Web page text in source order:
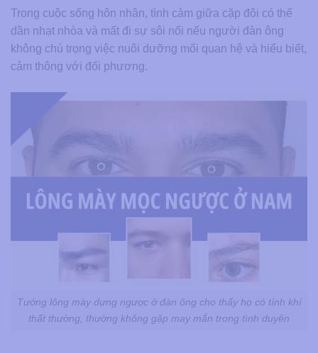
Trong cuộc sống hôn nhân, tình cảm giữa cặp đôi có thể
dần nhạt nhòa và mất đi sự sôi nổi nếu người đàn ông
không chú trọng việc nuôi dưỡng mối quan hệ và hiểu biết,
cảm thông với đối phương.
Tướng lông mày dựng ngược ở đàn ông cho thấy họ có tính khí
thất thường, thường không gặp may mắn trong tình duyên